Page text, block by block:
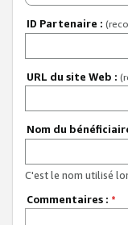
ID Partenaire :
URL du site Web :
Nom du
C'est le nom utilisé
Commentaires : *